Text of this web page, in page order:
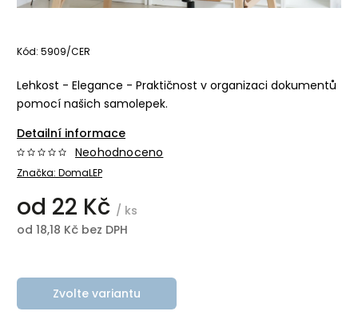
Kód: 5909/CER
Lehkost - Elegance - Praktičnost v organizaci dokumentů
pomocí našich samolepek.
Detailní informace
Značka: DomaLEP
Neohodnoceno
od 22 Kč / ks
od 18,18 Kč bez DPH
Zvolte variantu